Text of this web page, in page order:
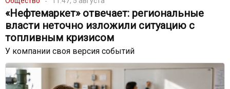
«Нефтемаркет» отвечает: региональные
власти неточно изложили ситуацию с
топливным кризисом
У компании своя версия событий